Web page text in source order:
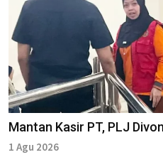
Mantan Kasir PT, PLJ
1 Agu 2026